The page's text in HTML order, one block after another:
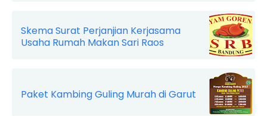
Skema Surat Perjanjian Kerjasama
Usaha Rumah Makan Sari Raos
Paket Kambing Guling Murah di Garut